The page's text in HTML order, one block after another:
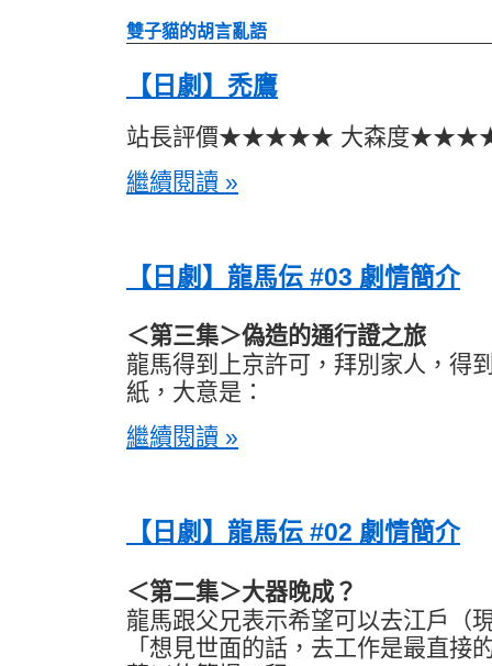
雙子貓的胡言亂語
【日劇】禿鷹
站長評價★★★★★ 大森度
繼續閱讀 »
【日劇】龍馬伝 #03 劇情簡介
＜第三集＞偽造的通行證之旅
龍馬得到上京許可，拜別家人，得
紙，大意是：
繼續閱讀 »
【日劇】龍馬伝 #02 劇情簡介
＜第二集＞大器晚成？
龍馬跟父兄表示希望可以去江戶（
「想見世面的話，去工作是最直接